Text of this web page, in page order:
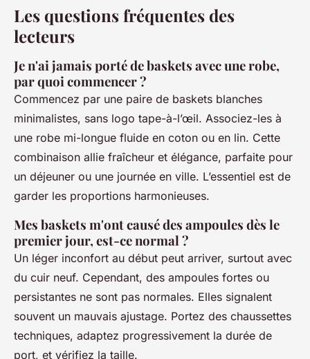
Les questions fréquentes des
lecteurs
Je n'ai jamais porté de baskets avec une robe,
par quoi commencer ?
Commencez par une paire de baskets blanches
minimalistes, sans logo tape-à-l’œil. Associez-les à
une robe mi-longue fluide en coton ou en lin. Cette
combinaison allie fraîcheur et élégance, parfaite pour
un déjeuner ou une journée en ville. L’essentiel est de
garder les proportions harmonieuses.
Mes baskets m'ont causé des ampoules dès le
premier jour, est-ce normal ?
Un léger inconfort au début peut arriver, surtout avec
du cuir neuf. Cependant, des ampoules fortes ou
persistantes ne sont pas normales. Elles signalent
souvent un mauvais ajustage. Portez des chaussettes
techniques, adaptez progressivement la durée de
port, et vérifiez la taille.